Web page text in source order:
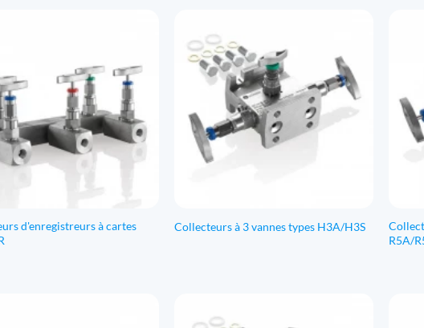
d'enregistreurs à cartes
Collecteurs à 3 vannes types H3A/H3S
R5A/